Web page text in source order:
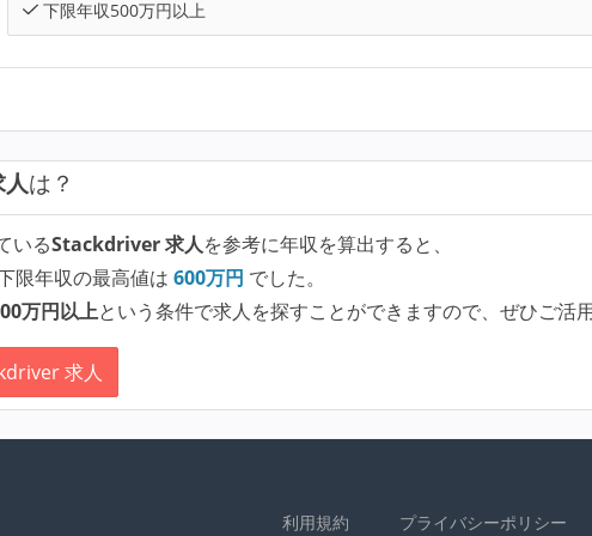
下限年収500万円以上
は？
いるStackdriver 求人を参考に年収を算出すると、
限年収の最高値は 600万円 でした。
万円以上という条件で求人を探すことができますので、ぜひご活用
求人
利用規約 プライバシーポリシー